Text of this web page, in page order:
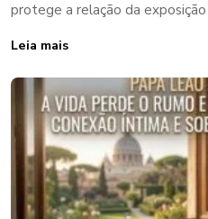
protege a relação da exposição
Leia mais